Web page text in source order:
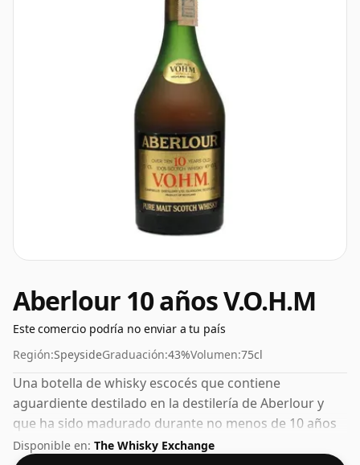
Aberlour 10 años V.O.H.M
Este comercio podría no enviar a tu país
Región:SpeysideGraduación:43%Volumen:75cl
Una botella de whisky escocés que contiene
aguardiente destilado en la destilería de Aberlour y
que ha sido madurado durante no menos de 10 años
en barricas de roble. Tiene una potencia de sorbo
Disponible en: The Whisky Exchange